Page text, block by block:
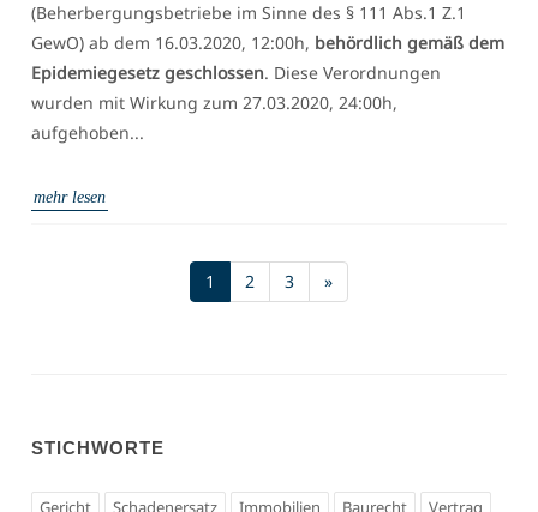
(Beherbergungsbetriebe im Sinne des § 111 Abs.1 Z.1
GewO) ab dem 16.03.2020, 12:00h, behördlich gemäß dem
Epidemiegesetz geschlossen. Diese Verordnungen
wurden mit Wirkung zum 27.03.2020, 24:00h,
aufgehoben...
mehr lesen
1 (current)
2 3 »
STICHWORTE
Gericht Schadenersatz Immobilien Baurecht
Vertrag